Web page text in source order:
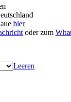
hier
oder zum
Leeren